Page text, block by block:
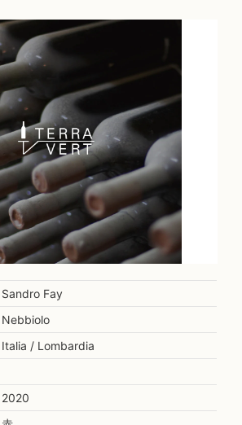
Sandro Fay
Nebbiolo
Italia / Lombardia
2020